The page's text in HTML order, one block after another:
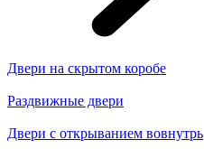
Двери на скрытом коробе
Раздвижные двери
Двери с открыванием вовнутрь